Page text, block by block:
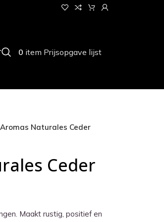
0 item Prijsopgave lijst
Naturales Ceder
Ceder
Maakt rustig, positief en